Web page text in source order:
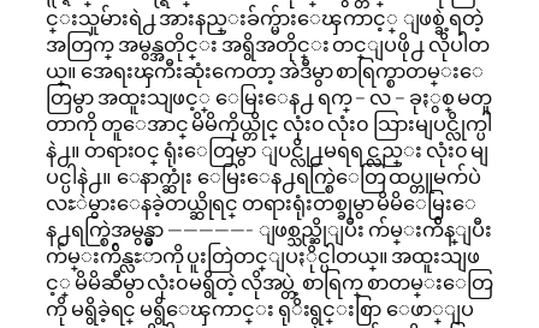
င္းသူမ်ားရဲ႕ အားနည္းခ်က္မ်ားေၾကာင့္ ျဖစ္ခဲ့ရတဲ့
အတြက္ အမွန္အတိုင္း အရွိအတိုင္း တင္ျပဖို႕ လိုပါတ
ယ္။ အေရးၾကီးဆုံးကေတာ့ အဲဒီမွာ စာရြက္စာတမ္းေ
တြမွာ အထူးသျဖင့္ ေမြးေန႕ ရက္ – လ – ခုႏွစ္ မတူ
တာကို တူေအာင္ မိမိကိုယ္တိုင္ လုံး၀ လုံး၀ သြားမျပင္လိုက္ပါ
နဲ႕။ တရား၀င္ ရုံးေတြမွာ ျပင္လို႕မရရင္လည္း လုံး၀ မျ
ပင္ပါနဲ႕။ ေနာက္ဆုံး ေမြးေန႕ရက္စြဲေတြ ထပ္တူမက်ပဲ
လႊဲမွားေနခဲ့တယ္ဆိုရင္ တရားရုံးတစ္ခုမွာ မိမိေမြးေ
န႕ရက္စြဲအမွန္မွာ —————- ျဖစ္သည္ဆိုျပီး က်မ္းက်ိန္ျပီး
က်မ္းက်ိန္လႊာကို ပူးတြဲတင္ျပႏိုင္ပါတယ္။ အထူးသျဖ
င့္ မိမိဆီမွာ လုံး၀မရွိတဲ့ လိုအပ္တဲ့ စာရြက္ စာတမ္းေတြ
ကို မရွိခဲ့ရင္ မရွိေၾကာင္း ရုိးရွင္းစြာ ေဖာ္ျပ